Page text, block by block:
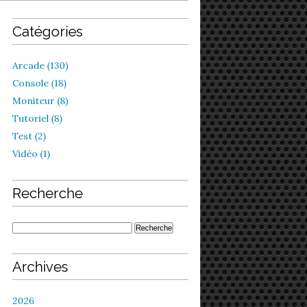
Catégories
Arcade (130)
Console (18)
Moniteur (8)
Tutoriel (8)
Test (2)
Vidéo (1)
Recherche
Archives
2026